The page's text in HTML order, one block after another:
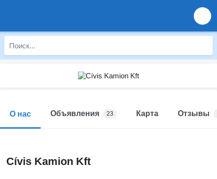
О нас Объявления 23 Карта Отзывы
Cívis Kamion Kft